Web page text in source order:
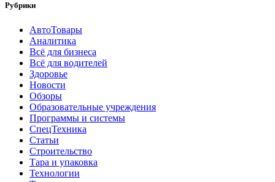
Рубрики
АвтоТовары
Аналитика
Всё для бизнеса
Всё для водителей
Здоровье
Новости
Обзоры
Образовательные учреждения
Программы и системы
СпецТехника
Статьи
Строительство
Тара и упаковка
Технологии